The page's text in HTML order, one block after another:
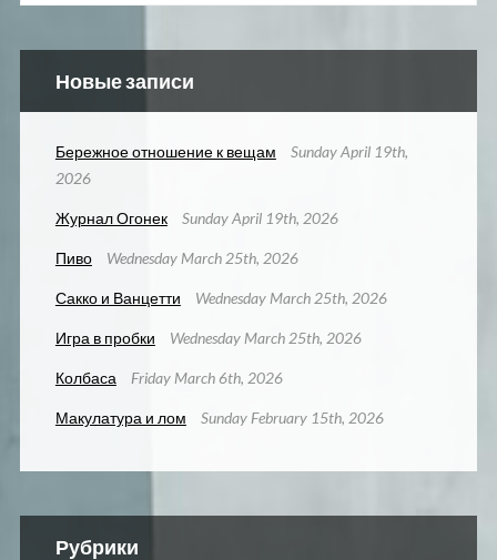
Новые записи
Бережное отношение к вещам
Sunday April 19th,
2026
Журнал Огонек Sunday April 19th, 2026
Пиво Wednesday March 25th, 2026
Сакко и Ванцетти Wednesday March 25th, 2026
Игра в пробки Wednesday March 25th, 2026
Колбаса Friday March 6th, 2026
Макулатура и лом Sunday February 15th, 2026
Рубрики